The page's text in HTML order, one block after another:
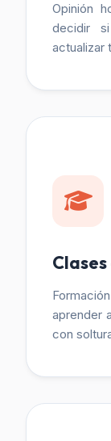
Opinión
decidir
actualizar
aprender
con